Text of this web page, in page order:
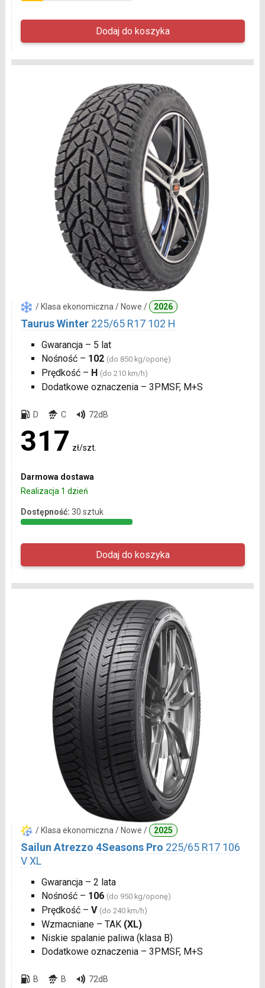
/ Klasa ekonomiczna / Nowe / 2026
Taurus Winter 225/65 R17 102 H
Gwarancja – 5 lat
Nośność – 102 (do 850 kg/oponę)
Prędkość – H (do 210 km/h)
Dodatkowe oznaczenia – 3PMSF, M+S
D C 72dB
317 zł/szt.
Darmowa dostawa
Realizacja 1 dzień
Dostępność: 30 sztuk
/ Klasa ekonomiczna / Nowe / 2025
Sailun Atrezzo 4Seasons Pro 225/65 R17 106
V XL
Gwarancja – 2 lata
Nośność – 106 (do 950 kg/oponę)
Prędkość – V (do 240 km/h)
Wzmacniane – TAK (XL)
Niskie spalanie paliwa (klasa B)
Dodatkowe oznaczenia – 3PMSF, M+S
B B 72dB